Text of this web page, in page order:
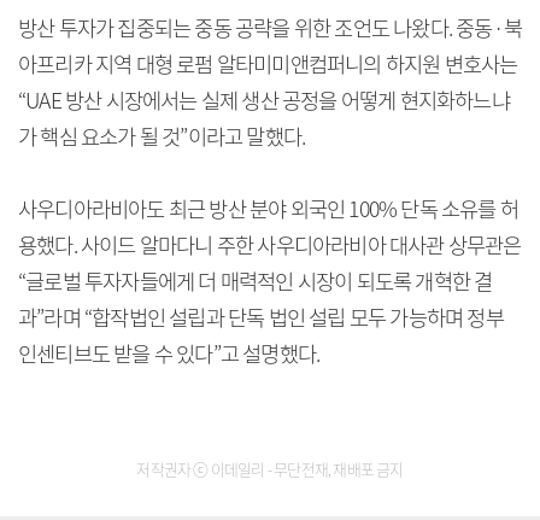
방산 투자가 집중되는 중동 공략을 위한 조언도 나왔다. 중동·북
아프리카 지역 대형 로펌 알타미미앤컴퍼니의 하지원 변호사는
“UAE 방산 시장에서는 실제 생산 공정을 어떻게 현지화하느냐
가 핵심 요소가 될 것”이라고 말했다.
사우디아라비아도 최근 방산 분야 외국인 100% 단독 소유를 허
용했다. 사이드 알마다니 주한 사우디아라비아 대사관 상무관은
“글로벌 투자자들에게 더 매력적인 시장이 되도록 개혁한 결
과”라며 “합작법인 설립과 단독 법인 설립 모두 가능하며 정부
인센티브도 받을 수 있다”고 설명했다.
저작권자 ⓒ 이데일리 - 무단전재, 재배포 금지